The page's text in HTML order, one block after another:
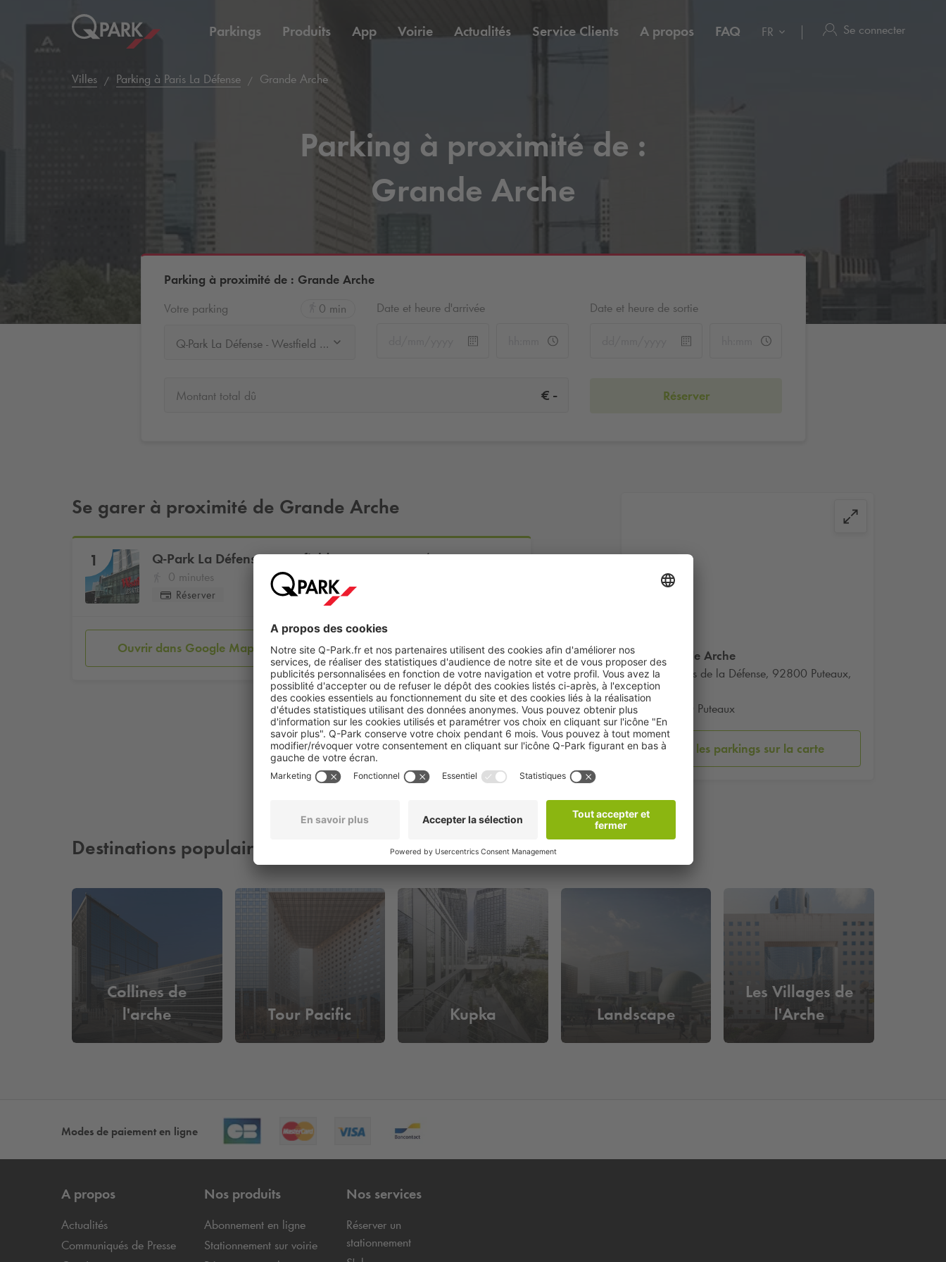
Parkings Produits App Voirie Actualités Service Clients A propos FAQ FR Se connecter
Villes Parking à Paris La Défense Grande Arche
Parking à proximité de :
Grande Arche
Parking à proximité de : Grande Arche
Votre parking
0 min
Q-Park La Défense - Westfield Les 4 Temps P1/P2
Date et heure d'arrivée Date et heure de sortie
Montant total dû € - Réserver
Grande Arche
1 Parvis de la Défense, 92800 Puteaux,
France
92800 Puteaux
Voir les parkings sur la carte
Se garer à proximité de Grande Arche
1 Q-Park La Défense - Westfield Les 4 Temps P1/P2
0 minutes
Réserver
Ouvrir dans Google Maps Réserver
Destinations populaires à proximité
Collines de
l'arche
Tour Pacific Kupka Landscape
Les Villages de
l'Arche
Modes de paiement en ligne
A propos
Actualités
Communiqués de Presse
Nos produits
Abonnement en ligne
Stationnement sur voirie
Nos services
Réserver un
stationnement